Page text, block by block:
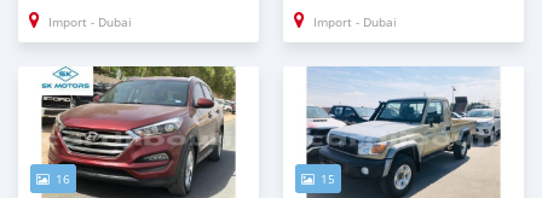
Import - Dubai Import - Dubai
16 15